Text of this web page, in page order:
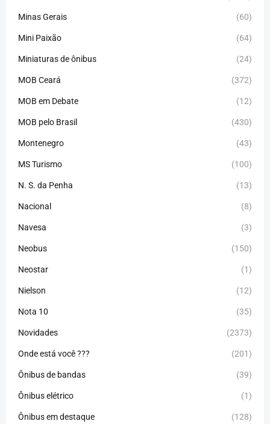
Minas Gerais (60)
Mini Paixão (64)
Miniaturas de ônibus (24)
MOB Ceará (372)
MOB em Debate (12)
MOB pelo Brasil (430)
Montenegro (43)
MS Turismo (100)
N. S. da Penha (13)
Nacional (8)
Navesa (3)
Neobus (150)
Neostar (1)
Nielson (12)
Nota 10 (35)
Novidades (2373)
Onde está você ??? (201)
Ônibus de bandas (39)
Ônibus elétrico (1)
Ônibus em destaque (128)